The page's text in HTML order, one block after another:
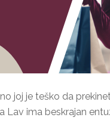
joj je teško da
ima beskrajan